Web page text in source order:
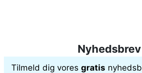
Nyhedsbrev
Tilmeld dig vores gratis